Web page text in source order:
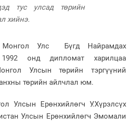
тус улсад төрийн
хийнэ.
Монгол Улс Бүгд Найрамдах
онд дипломат харилцаа
Улсын төрийн тэргүүний
төрийн айлчлал юм.
Улсын Ерөнхийлөгч У.Хүрэлсүх
Улсын Ерөнхийлөгч Эмомали